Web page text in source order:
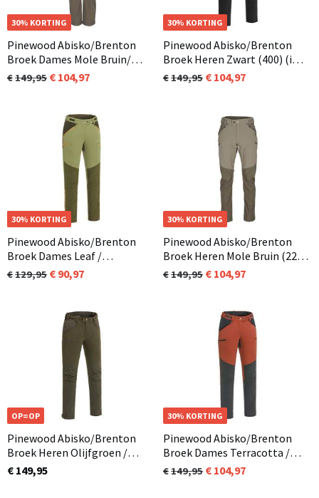
30% KORTING
Pinewood Abisko/Brenton
Broek Dames Mole Bruin/
Beige (225)
149,95 104,97
30% KORTING
Pinewood Abisko/Brenton
Broek Heren Zwart (400) (in
korte en normale
lengtemaat beschikbaar)
149,95 104,97
OP=OP
30% KORTING
Pinewood Abisko/Brenton
Broek Dames Leaf /
Olijfgroen (726)
129,95 90,97
30% KORTING
Pinewood Abisko/Brenton
Broek Heren Mole Bruin (225)
(in korte en normale
lengtemaat beschikbaar)
149,95 104,97
OP=OP
Pinewood Abisko/Brenton
Broek Heren Olijfgroen /
Bruin (186) (in korte en
normale lengte maat)
€ 149,95
30% KORTING
Pinewood Abisko/Brenton
Broek Dames Terracotta /
Antraciet(585)
149,95 104,97